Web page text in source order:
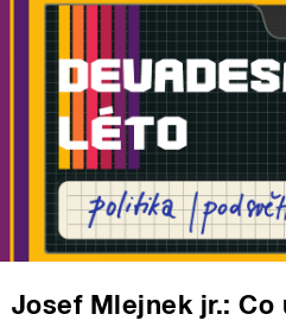
Josef Mlejnek jr.: Co